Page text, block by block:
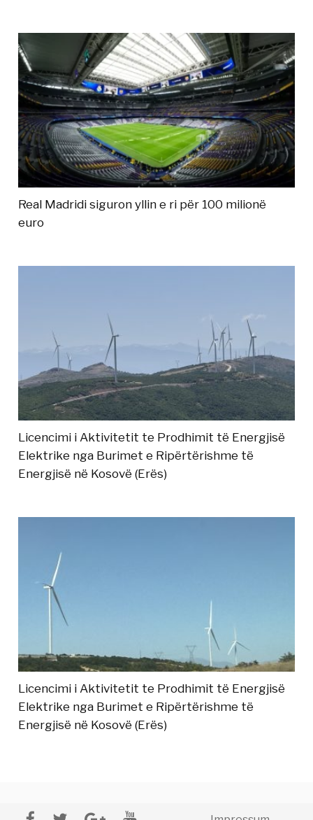
Real Madridi siguron yllin e ri për 100 milionë
euro
Licencimi i Aktivitetit te Prodhimit të Energjisë
Elektrike nga Burimet e Ripërtërishme të
Energjisë në Kosovë (Erës)
Licencimi i Aktivitetit te Prodhimit të Energjisë
Elektrike nga Burimet e Ripërtërishme të
Energjisë në Kosovë (Erës)